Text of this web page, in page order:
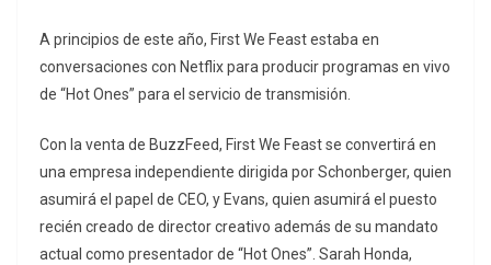
A principios de este año, First We Feast estaba en
conversaciones con Netflix para producir programas en vivo
de “Hot Ones” para el servicio de transmisión.
Con la venta de BuzzFeed, First We Feast se convertirá en
una empresa independiente dirigida por Schonberger, quien
asumirá el papel de CEO, y Evans, quien asumirá el puesto
recién creado de director creativo además de su mandato
actual como presentador de “Hot Ones”. Sarah Honda,